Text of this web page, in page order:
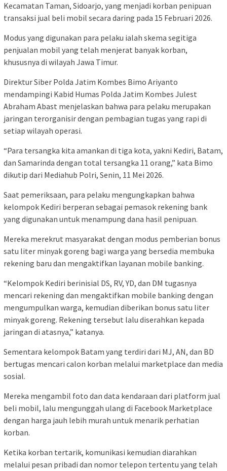
Kecamatan Taman, Sidoarjo, yang menjadi korban penipuan
transaksi jual beli mobil secara daring pada 15 Februari 2026.
Modus yang digunakan para pelaku ialah skema segitiga
penjualan mobil yang telah menjerat banyak korban,
khususnya di wilayah Jawa Timur.
Direktur Siber Polda Jatim Kombes Bimo Ariyanto
mendampingi Kabid Humas Polda Jatim Kombes Julest
Abraham Abast menjelaskan bahwa para pelaku merupakan
jaringan terorganisir dengan pembagian tugas yang rapi di
setiap wilayah operasi.
“Para tersangka kita amankan di tiga kota, yakni Kediri, Batam,
dan Samarinda dengan total tersangka 11 orang,” kata Bimo
dikutip dari Mediahub Polri, Senin, 11 Mei 2026.
Saat pemeriksaan, para pelaku mengungkapkan bahwa
kelompok Kediri berperan sebagai pemasok rekening bank
yang digunakan untuk menampung dana hasil penipuan.
Mereka merekrut masyarakat dengan modus pemberian bonus
satu liter minyak goreng bagi warga yang bersedia membuka
rekening baru dan mengaktifkan layanan mobile banking.
“Kelompok Kediri berinisial DS, RV, YD, dan DM tugasnya
mencari rekening dan mengaktifkan mobile banking dengan
mengumpulkan warga, kemudian diberikan bonus satu liter
minyak goreng. Rekening tersebut lalu diserahkan kepada
jaringan di atasnya,” katanya.
Sementara kelompok Batam yang terdiri dari MJ, AN, dan BD
bertugas mencari calon korban melalui marketplace dan media
sosial.
Mereka mengambil foto dan data kendaraan dari platform jual
beli mobil, lalu mengunggah ulang di Facebook Marketplace
dengan harga jauh lebih murah untuk menarik perhatian
korban.
Ketika korban tertarik, komunikasi kemudian diarahkan
melalui pesan pribadi dan nomor telepon tertentu yang telah